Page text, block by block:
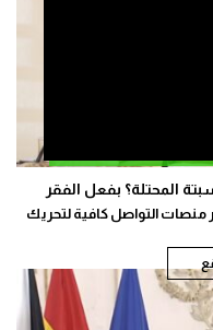
المحتلة؟ بفعل الفقر
التواصل كافية لتحريك